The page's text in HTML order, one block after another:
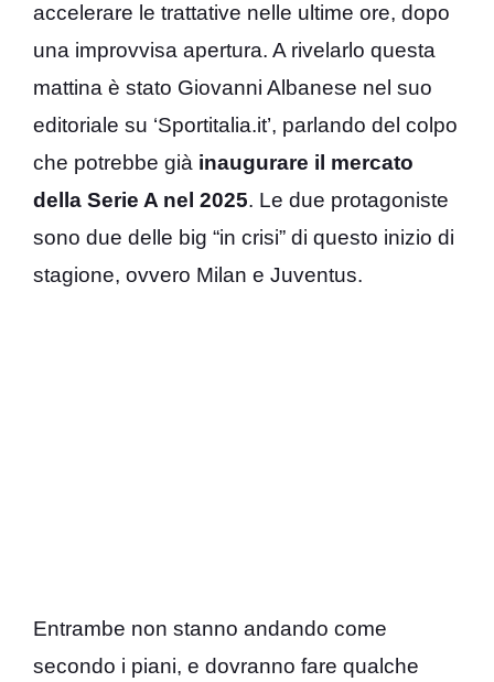
accelerare le trattative nelle ultime ore, dopo
una improvvisa apertura. A rivelarlo questa
mattina è stato Giovanni Albanese nel suo
editoriale su ‘Sportitalia.it’, parlando del colpo
che potrebbe già inaugurare il mercato
della Serie A nel 2025. Le due protagoniste
sono due delle big “in crisi” di questo inizio di
stagione, ovvero Milan e Juventus.
Entrambe non stanno andando come
secondo i piani, e dovranno fare qualche